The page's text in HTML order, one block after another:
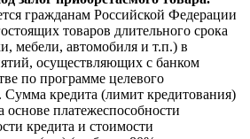
гражданам Российской Федерации
товаров длительного срока
мебели, автомобиля и т.п.) в
осуществляющих с банком
по программе целевого
Сумма кредита (лимит кредитования)
основе платежеспособности
кредита и стоимости